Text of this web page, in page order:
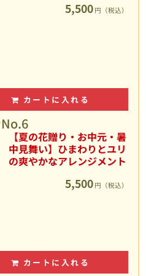
5,500 円（税込）
カートに入れる
No.6
【夏の花贈り・お中元・暑
中見舞い】ひまわりとユリ
の爽やかなアレンジメント
5,500 円（税込）
カートに入れる